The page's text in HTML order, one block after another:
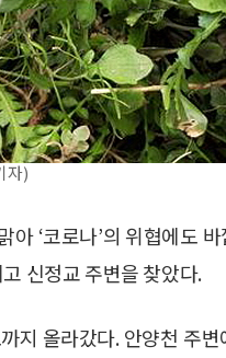
자)
‘코로나’의 위협에도
신정교 주변을 찾았다.
지 올라갔다. 안양천 주